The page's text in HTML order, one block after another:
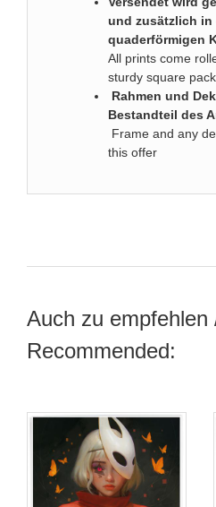
und zusätzlich in
quaderförmigen
All prints come
sturdy square
Rahmen und
Bestandteil des
Frame and any
this offer
Auch zu empfehlen
Recommended: